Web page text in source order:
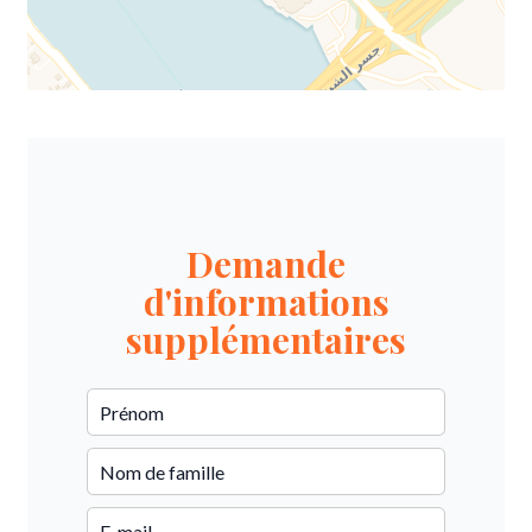
Demande
d'informations
supplémentaires